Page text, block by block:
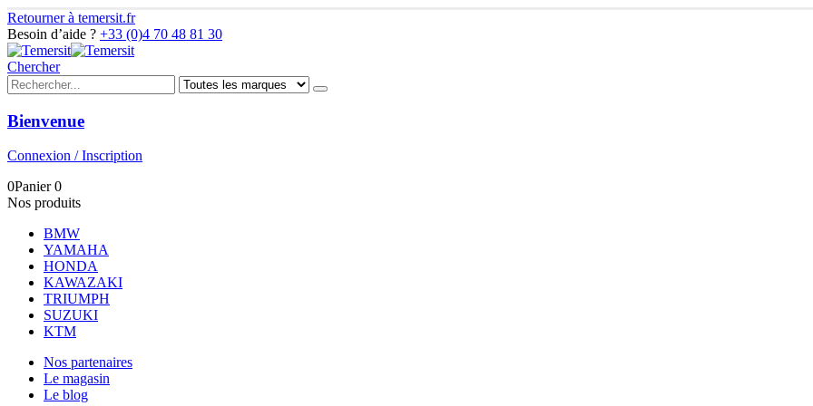
Retourner à temersit.fr
Besoin d’aide ? +33 (0)4 70 48 81 30
Chercher
Bienvenue
Connexion / Inscription
0Panier0
Nos produits
BMW
YAMAHA
HONDA
KAWAZAKI
TRIUMPH
SUZUKI
KTM
Nos partenaires
Le magasin
Le blog